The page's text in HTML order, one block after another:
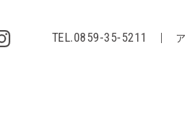
TEL.0859-35-5211